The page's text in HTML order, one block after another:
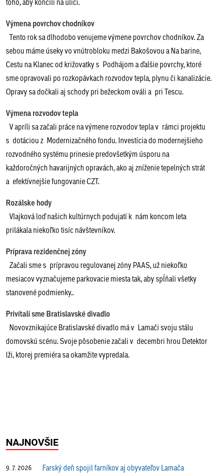
Výmena povrchov chodníkov
Tento rok sa dlhodobo venujeme výmene povrchov chodníkov. Za
sebou máme úseky vo vnútrobloku medzi Bakošovou a Na barine,
Cestu na Klanec od križovatky s Podhájom a ďalšie povrchy, ktoré
sme opravovali po rozkopávkach rozvodov tepla, plynu či kanalizácie.
Opravy sa dočkali aj schody pri bežeckom ováli a pri Tescu.
Výmena rozvodov tepla
V apríli sa začali práce na výmene rozvodov tepla v rámci projektu
s dotáciou z Modernizačného fondu. Investícia do modernejšieho
rozvodného systému prinesie predovšetkým úsporu na
každoročných havarijných opravách, ako aj zníženie tepelných strát
a efektívnejšie fungovanie CZT.
Rozálske hody
Vlajková loď našich kultúrnych podujatí k nám koncom leta
prilákala niekoľko tisíc návštevníkov.
Príprava rezidenčnej zóny
Začali sme s prípravou regulovanej zóny PAAS, už niekoľko
mesiacov vyznačujeme parkovacie miesta tak, aby spĺňali všetky
stanovené podmienky..
Privítali sme Bratislavské divadlo
Novovznikajúce Bratislavské divadlo má v Lamači svoju stálu
domovskú scénu. Svoje pôsobenie začali v decembri hrou Detektor
lži, ktorej premiéra sa okamžite vypredala.
NAJNOVŠIE
9. 7. 2026 Farský deň spojil farníkov aj obyvateľov Lamača